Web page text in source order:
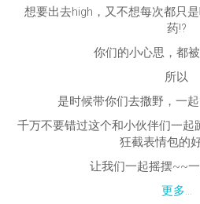
想要出去high，又不想每次都只
药⁉
你们的小心思，都
所以
是时候带你们去撒野，一起
千万不要错过这个和小伙伴们一起
狂截表情包的
让我们一起摇摆~~
更多...